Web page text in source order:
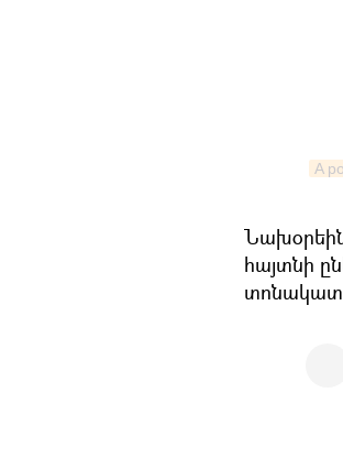
A
Նախօրեին
հայտնի